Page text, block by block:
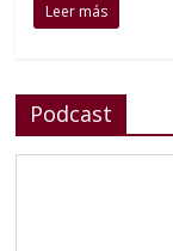
Leer más
Podcast